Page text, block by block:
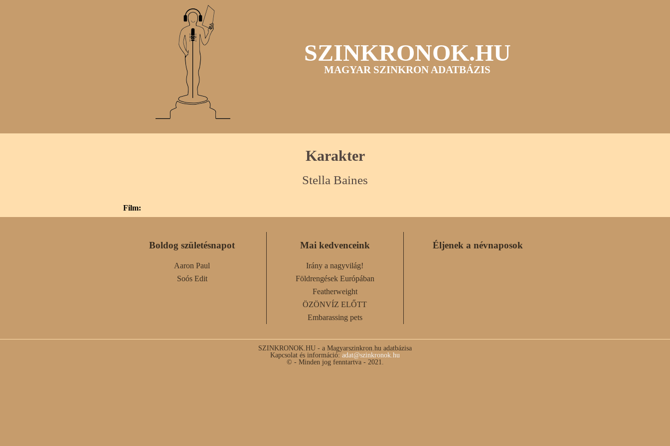
SZINKRONOK.HU
MAGYAR SZINKRON ADATBÁZIS
Karakter
Stella Baines
Film:
Boldog születésnapot
Aaron Paul
Soós Edit
Mai kedvenceink
Irány a nagyvilág!
Földrengések Európában
Featherweight
ÖZÖNVÍZ ELŐTT
Embarassing pets
Éljenek a névnaposok
SZINKRONOK.HU - a Magyarszinkron.hu adatbázisa
Kapcsolat és információ: adat@szinkronok.hu
© - Minden jog fenntartva - 2021.